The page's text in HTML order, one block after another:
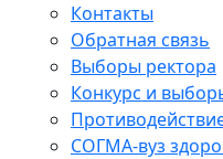
Контакты
Обратная связь
Выборы ректора
Конкурс и
СОГМА-вуз